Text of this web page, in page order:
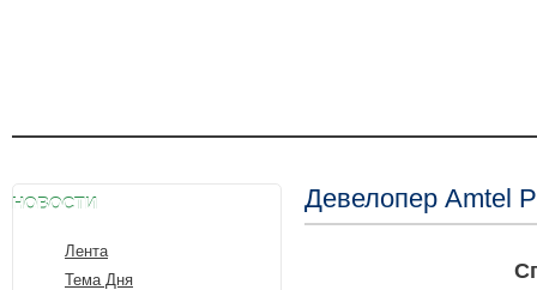
НОВОСТИ
Лента
Тема Дня
Девелопер Amtel